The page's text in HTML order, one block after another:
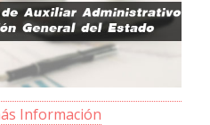
Información